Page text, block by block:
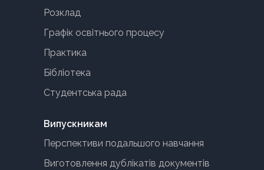
Розклад
Графік освітнього процесу
Практика
Бібліотека
Студентська рада
Випускникам
Перспективи подальшого навчання
Виготовлення дублікатів документів